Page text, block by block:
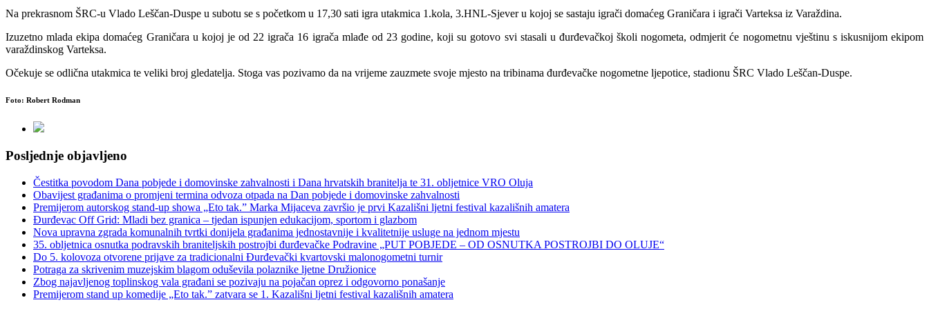
Na prekrasnom ŠRC-u Vlado Leščan-Duspe u subotu se s početkom u 17,30 sati igra utakmica 1.kola, 3.HNL-Sjever u kojoj se sastaju igrači domaćeg Graničara i igrači Varteksa iz Varaždina.
Izuzetno mlada ekipa domaćeg Graničara u kojoj je od 22 igrača 16 igrača mlađe od 23 godine, koji su gotovo svi stasali u đurđevačkoj školi nogometa, odmjerit će nogometnu vještinu s iskusnijom ekipom
varaždinskog Varteksa.
Očekuje se odlična utakmica te veliki broj gledatelja. Stoga vas pozivamo da na vrijeme zauzmete svoje mjesto na tribinama đurđevačke nogometne ljepotice, stadionu ŠRC Vlado Leščan-Duspe.
Foto: Robert Rodman
Posljednje objavljeno
Čestitka povodom Dana pobjede i domovinske zahvalnosti i Dana hrvatskih branitelja te 31. obljetnice VRO Oluja
Obavijest građanima o promjeni termina odvoza otpada na Dan pobjede i domovinske zahvalnosti
Premijerom autorskog stand-up showa „Eto tak.” Marka Mijaceva završio je prvi Kazališni ljetni festival kazališnih amatera
Đurđevac Off Grid: Mladi bez granica – tjedan ispunjen edukacijom, sportom i glazbom
Nova upravna zgrada komunalnih tvrtki donijela građanima jednostavnije i kvalitetnije usluge na jednom mjestu
35. obljetnica osnutka podravskih braniteljskih postrojbi đurđevačke Podravine „PUT POBJEDE – OD OSNUTKA POSTROJBI DO OLUJE“
Do 5. kolovoza otvorene prijave za tradicionalni Đurđevački kvartovski malonogometni turnir
Potraga za skrivenim muzejskim blagom oduševila polaznike ljetne Družionice
Zbog najavljenog toplinskog vala građani se pozivaju na pojačan oprez i odgovorno ponašanje
Premijerom stand up komedije „Eto tak.” zatvara se 1. Kazališni ljetni festival kazališnih amatera